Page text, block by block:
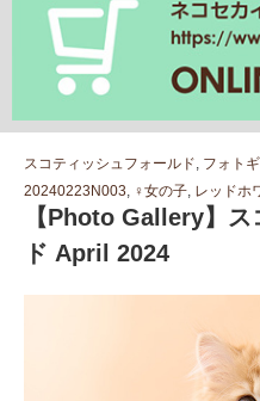
スコティッシュフォールド, フォト
20240223N003, ♀女の子, レッドホ
【Photo Gallery】
ド April 2024